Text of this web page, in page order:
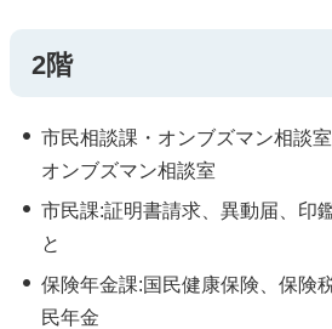
2階
市民相談課・オンブズマン相談
オンブズマン相談室
市民課:証明書請求、異動届、印
と
保険年金課:国民健康保険、保険
民年金